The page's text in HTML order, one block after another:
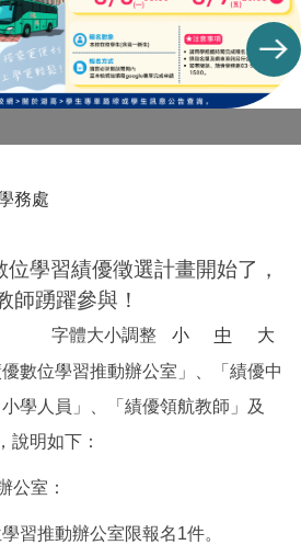
務處
學習績優徵選計畫開始了，
師踴躍參與！
字體大小調整 小 中
大
數位學習推動辦公室」、「績優中
學人員」、「績優領航教師」及
說明如下：
公室：
習推動辦公室限報名1件。